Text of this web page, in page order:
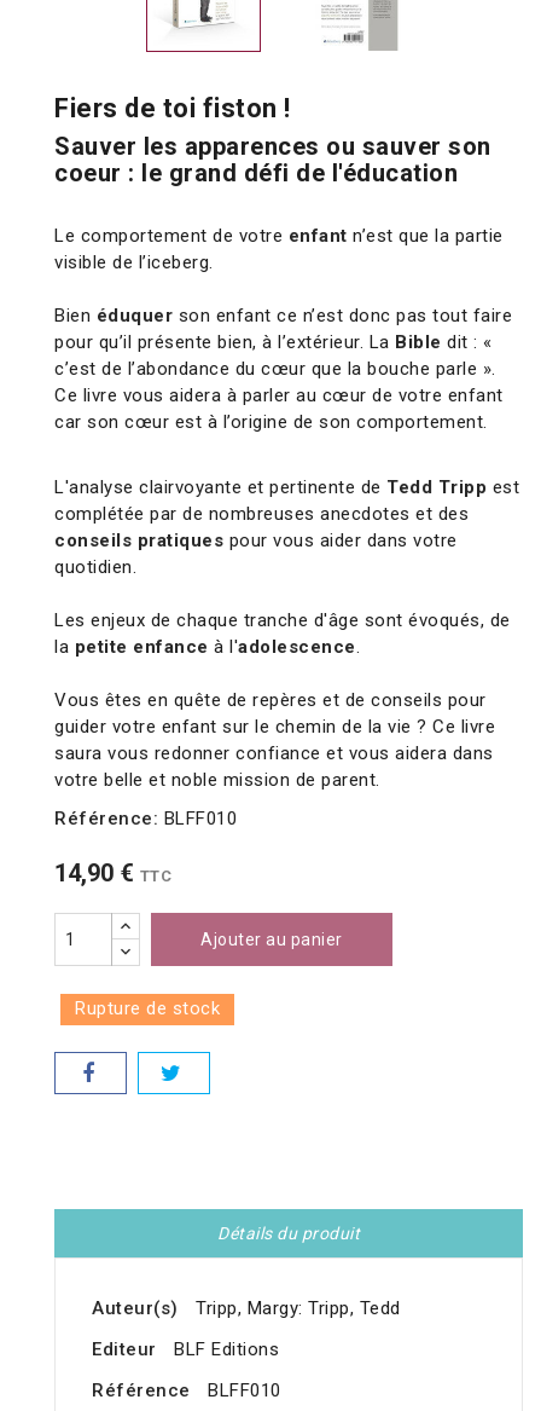
Fiers de toi fiston !
Sauver les apparences ou sauver son
coeur : le grand défi de l'éducation
Le comportement de votre enfant n’est que la partie
visible de l’iceberg.
Bien éduquer son enfant ce n’est donc pas tout faire
pour qu’il présente bien, à l’extérieur. La Bible dit : «
c’est de l’abondance du cœur que la bouche parle ».
Ce livre vous aidera à parler au cœur de votre enfant
car son cœur est à l’origine de son comportement.
L'analyse clairvoyante et pertinente de Tedd Tripp est
complétée par de nombreuses anecdotes et des
conseils pratiques pour vous aider dans votre
quotidien.
Les enjeux de chaque tranche d'âge sont évoqués, de
la petite enfance à l'adolescence.
Vous êtes en quête de repères et de conseils pour
guider votre enfant sur le chemin de la vie ? Ce livre
saura vous redonner confiance et vous aidera dans
votre belle et noble mission de parent.
Référence: BLFF010
14,90 € TTC
Ajouter au panier
Rupture de stock
Détails du produit
Auteur(s)
Tripp, Margy: Tripp, Tedd
Editeur
BLF Editions
Référence
BLFF010